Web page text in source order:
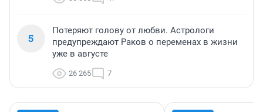
5
Потеряют голову от любви. Астрологи
предупреждают Раков о переменах в жизни
уже в августе
26 265 7